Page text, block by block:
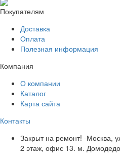
Покупателям
Доставка
Оплата
Полезная информация
Компания
О компании
Каталог
Карта сайта
Контакты
Закрыт на ремонт! -Москва,
2 этаж, офис 13. м.